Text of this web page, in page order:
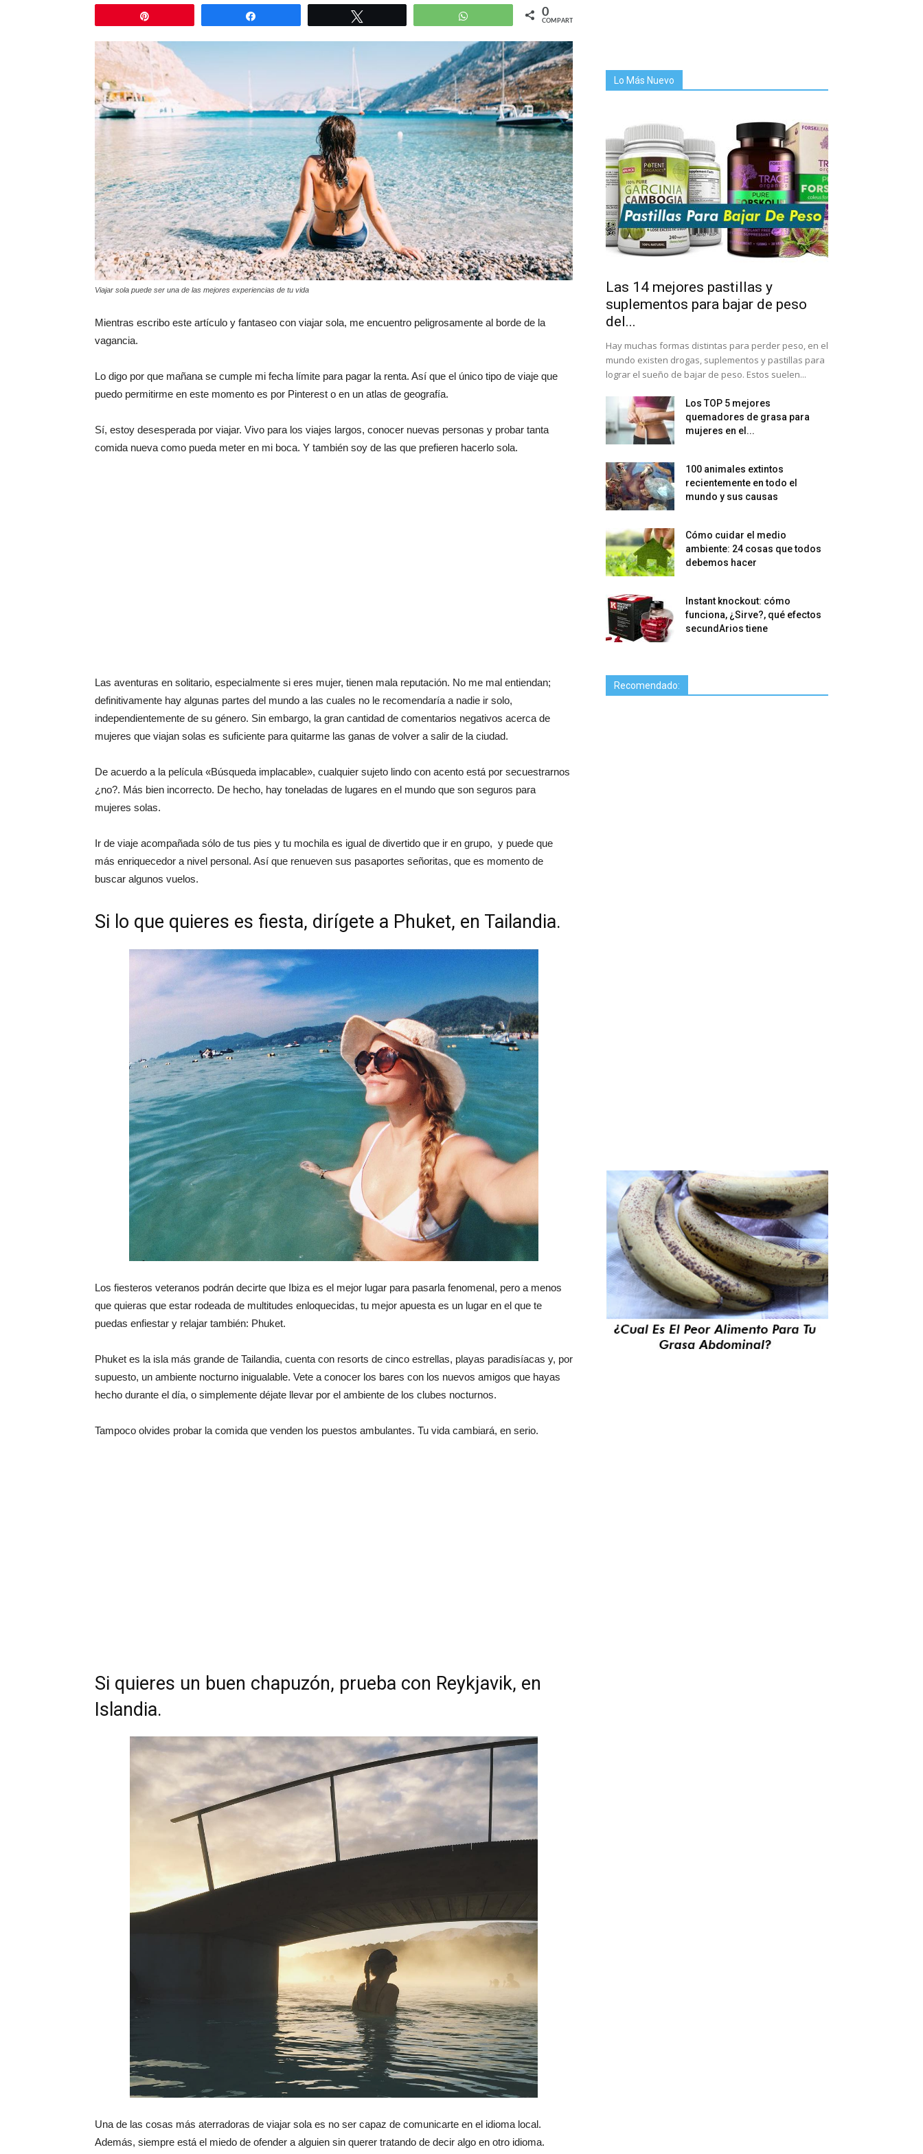
0
COMPARTIR
Viajar sola puede ser una de las mejores experiencias de tu vida
Mientras escribo este artículo y fantaseo con viajar sola, me encuentro peligrosamente al borde de la
vagancia.
Lo digo por que mañana se cumple mi fecha límite para pagar la renta. Así que el único tipo de viaje que
puedo permitirme en este momento es por Pinterest o en un atlas de geografía.
Sí, estoy desesperada por viajar. Vivo para los viajes largos, conocer nuevas personas y probar tanta
comida nueva como pueda meter en mi boca. Y también soy de las que prefieren hacerlo sola.
Las aventuras en solitario, especialmente si eres mujer, tienen mala reputación. No me mal entiendan;
definitivamente hay algunas partes del mundo a las cuales no le recomendaría a nadie ir solo,
independientemente de su género. Sin embargo, la gran cantidad de comentarios negativos acerca de
mujeres que viajan solas es suficiente para quitarme las ganas de volver a salir de la ciudad.
De acuerdo a la película «Búsqueda implacable», cualquier sujeto lindo con acento está por secuestrarnos
¿no?. Más bien incorrecto. De hecho, hay toneladas de lugares en el mundo que son seguros para
mujeres solas.
Ir de viaje acompañada sólo de tus pies y tu mochila es igual de divertido que ir en grupo, y puede que
más enriquecedor a nivel personal. Así que renueven sus pasaportes señoritas, que es momento de
buscar algunos vuelos.
Si lo que quieres es fiesta, dirígete a Phuket, en Tailandia.
Los fiesteros veteranos podrán decirte que Ibiza es el mejor lugar para pasarla fenomenal, pero a menos
que quieras que estar rodeada de multitudes enloquecidas, tu mejor apuesta es un lugar en el que te
puedas enfiestar y relajar también: Phuket.
Phuket es la isla más grande de Tailandia, cuenta con resorts de cinco estrellas, playas paradisíacas y, por
supuesto, un ambiente nocturno inigualable. Vete a conocer los bares con los nuevos amigos que hayas
hecho durante el día, o simplemente déjate llevar por el ambiente de los clubes nocturnos.
Tampoco olvides probar la comida que venden los puestos ambulantes. Tu vida cambiará, en serio.
Si quieres un buen chapuzón, prueba con Reykjavik, en
Islandia.
Una de las cosas más aterradoras de viajar sola es no ser capaz de comunicarte en el idioma local.
Además, siempre está el miedo de ofender a alguien sin querer tratando de decir algo en otro idioma.
Lo Más Nuevo
Las 14 mejores pastillas y
suplementos para bajar de peso
del...
Hay muchas formas distintas para perder peso, en el
mundo existen drogas, suplementos y pastillas para
lograr el sueño de bajar de peso. Estos suelen...
Los TOP 5 mejores
quemadores de grasa para
mujeres en el...
100 animales extintos
recientemente en todo el
mundo y sus causas
Cómo cuidar el medio
ambiente: 24 cosas que todos
debemos hacer
Instant knockout: cómo
funciona, ¿Sirve?, qué efectos
secundArios tiene
Recomendado: